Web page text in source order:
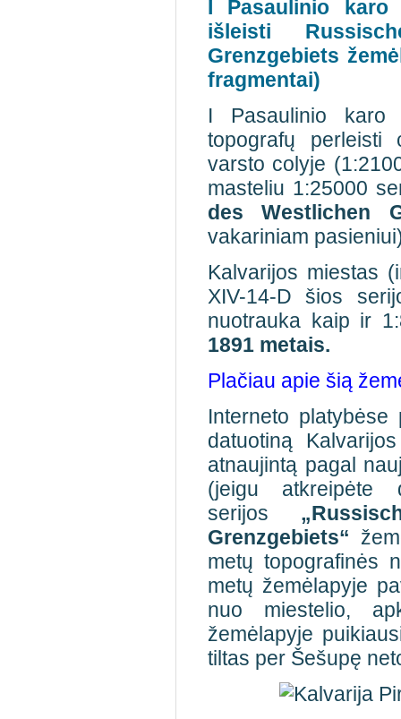
I Pasaulinio karo
išleisti
Grenzgebiets
fragmentai)
I Pasaulinio karo
topografų perleisti
varsto colyje
masteliu 1:25000
des Westlichen
vakariniam
Kalvarijos miestas
XIV-14-D šios
nuotrauka kaip ir
1891 metais.
Plačiau apie šią
Interneto
datuotiną
atnaujintą pagal
(jeigu atkreipėte
serijos
Grenzgebiets“
metų topografinės
metų žemėlapyje
nuo miestelio,
žemėlapyje
tiltas per Šešupę